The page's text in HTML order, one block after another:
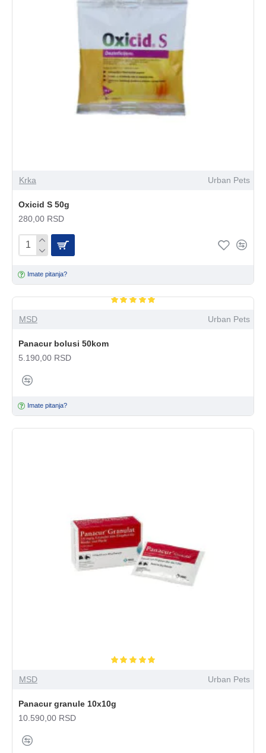
Krka Urban Pets
Oxicid S 50g
280,00 RSD
Imate pitanja?
MSD Urban Pets
Panacur bolusi 50kom
5.190,00 RSD
Imate pitanja?
MSD Urban Pets
Panacur granule 10x10g
10.590,00 RSD